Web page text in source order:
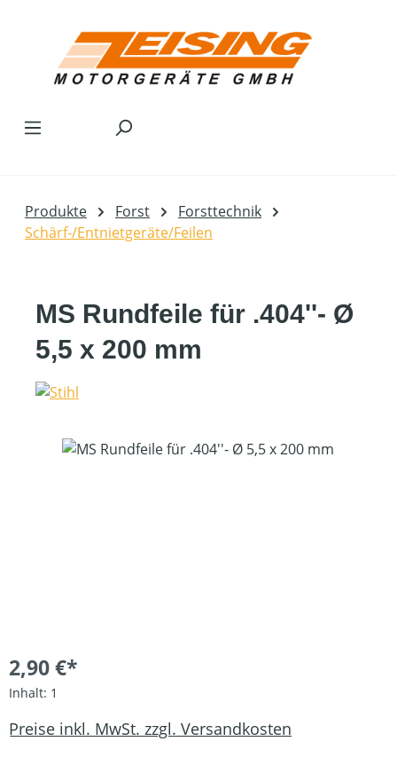
Produkte Forst
Forsttechnik
Schärf-/Entnietgeräte/Feilen
MS Rundfeile für .404''- Ø
5,5 x 200 mm
Bildergalerie überspringen
2,90 €*
Inhalt: 1
Preise inkl. MwSt. zzgl. Versandkosten